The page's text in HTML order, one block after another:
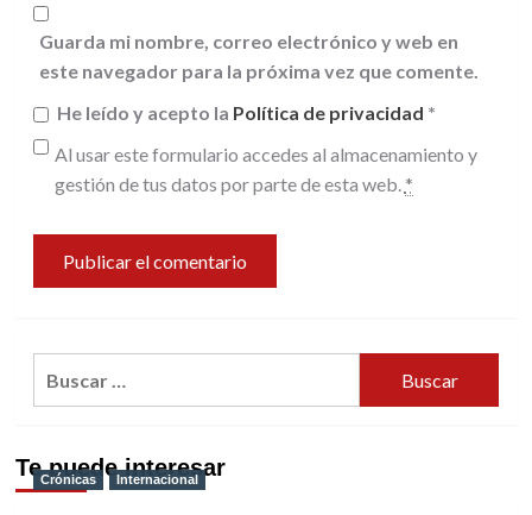
Guarda mi nombre, correo electrónico y web en
este navegador para la próxima vez que comente.
He leído y acepto la Política de privacidad *
Al usar este formulario accedes al almacenamiento y
gestión de tus datos por parte de esta web. *
Te puede interesar
Crónicas Internacional